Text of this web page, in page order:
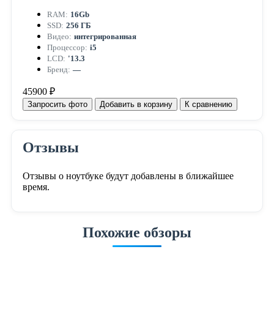
RAM: 16Gb
SSD: 256 ГБ
Видео: интегрированная
Процессор: i5
LCD: '13.3
Бренд: —
45900 ₽
Запросить фото Добавить в корзину К сравнению
Отзывы
Отзывы о ноутбуке будут добавлены в ближайшее
время.
Похожие обзоры